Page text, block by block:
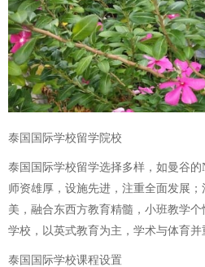
泰国国际学校留学院校
泰国国际学校留学选择多样，如曼谷的
师资雄厚，设施先进，注重全面发展
美，融合东西方教育精髓，小班教学个
学校，以英式教育为主，学术与体育并
泰国国际学校课程设置